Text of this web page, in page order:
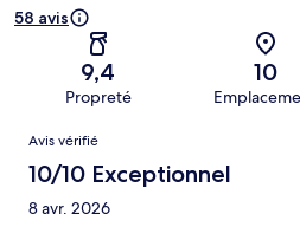
58 avis
9,4
Propreté
10
Avis
Avis vérifié
10/10 Exceptionnel
8 avr. 2026